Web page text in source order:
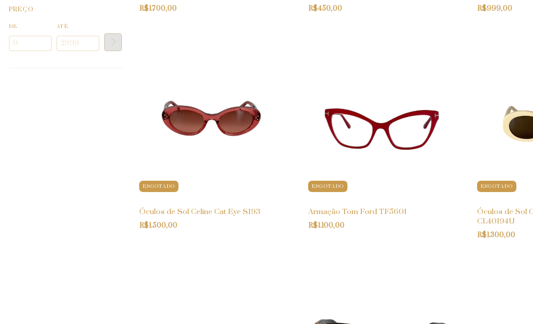
PREÇO
DE ATÉ
R$1.700,00 R$450,00 R$999,00
ESGOTADO
Óculos de Sol Celine Cat Eye S193
R$1.500,00
ESGOTADO
Armação Tom Ford TF5601
R$1.100,00
ESGOTADO
Óculos de Sol
CL40194U
R$1.300,00